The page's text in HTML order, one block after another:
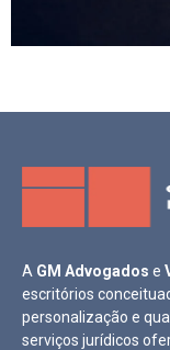
A GM Advogados e
escritórios
personalização e
serviços jurídicos